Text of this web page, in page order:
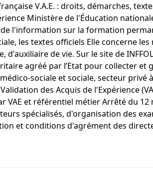
V.A.E. : droits, démarches,
Ministère de l'Éducation
l'information sur la formation
les textes officiels Elle concerne
de vie. Sur le site de
agréé par l’Etat pour collecter
sociale et sociale, secteur privé
des Acquis de l'Expérience
VAE et référentiel métier Arrêté du
spécialisés, d'organisation des
et conditions d'agrément des